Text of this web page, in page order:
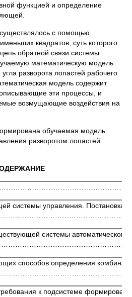
функцией и определение
с помощью
квадратов, суть которого
обратной связи системы
математическую модель
разворота лопастей рабочего
модель содержит
эти процессы, и
возмущающие воздействия на
обучаемая модель
разворотом лопастей
системы управления. Постановка
системы автоматического
способов определения
к подсистеме